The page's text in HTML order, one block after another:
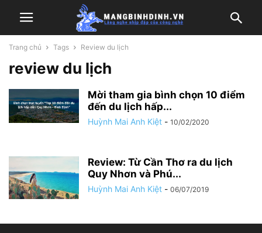
Trang chủ Tags Review du lịch
review du lịch
Mời tham gia bình chọn 10 điểm
đến du lịch hấp...
Huỳnh Mai Anh Kiệt - 10/02/2020
Review: Từ Cần Thơ ra du lịch
Quy Nhơn và Phú...
Huỳnh Mai Anh Kiệt - 06/07/2019